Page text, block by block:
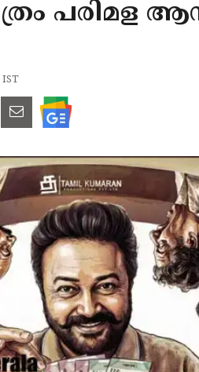
പരിമള
IST